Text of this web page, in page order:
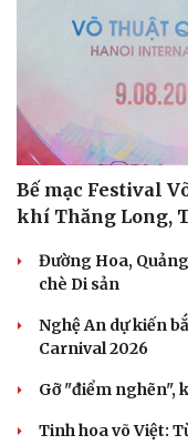
Bế mạc Festival
khí Thăng Long,
Đường Hoa,
chè Di sản
Nghệ An dự kiến
Carnival 2026
Gỡ "điểm nghẽn",
Tinh hoa võ Việt: